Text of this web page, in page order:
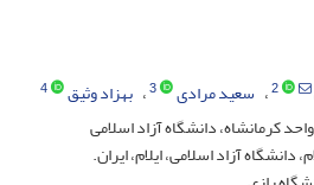
2 سعید مرادی 3 بهزاد وثیق
4
کرمانشاه، دانشگاه آزاد اسلامی
دانشگاه آزاد اسلامی، ایلام، ایران.